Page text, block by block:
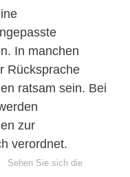
In manchen
Rücksprache
ratsam sein. Bei
zur
verordnet.
Sehen Sie sich die